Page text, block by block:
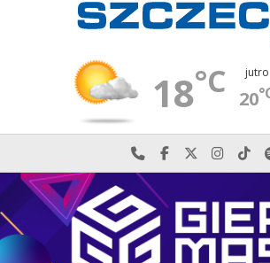
18°C jutro
20
Najlepiej po prostu do
Odwiedź nas na
Odwiedź